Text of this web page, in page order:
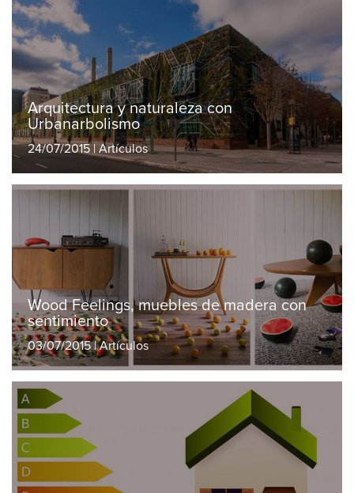
Arquitectura y naturaleza con
Urbanarbolismo
24/07/2015 | Artículos
Wood Feelings, muebles de madera con
sentimiento
03/07/2015 | Artículos